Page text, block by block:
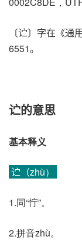
〔𬣞〕字在《
6551。
𬣞的意思
基本释义
𬣞（zhù）
1.同“㤖”。
2.拼音zhù。